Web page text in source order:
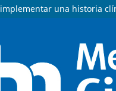
una historia